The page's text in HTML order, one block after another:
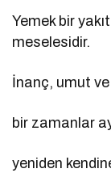
Yemek bir
meselesidir.
İnanç, umut
bir zamanlar
yeniden